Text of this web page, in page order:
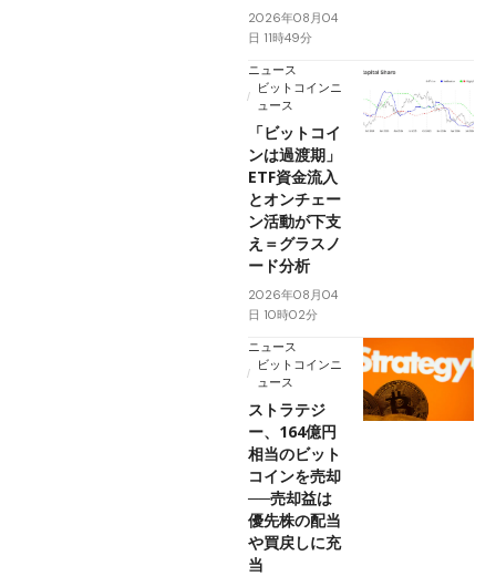
2026年08月04
日 11時49分
ニュース
ビットコインニ
ュース
「ビットコイ
ンは過渡期」
ETF資金流入
とオンチェー
ン活動が下支
え＝グラスノ
ード分析
2026年08月04
日 10時02分
ニュース
ビットコインニ
ュース
ストラテジ
ー、164億円
相当のビット
コインを売却
──売却益は
優先株の配当
や買戻しに充
当